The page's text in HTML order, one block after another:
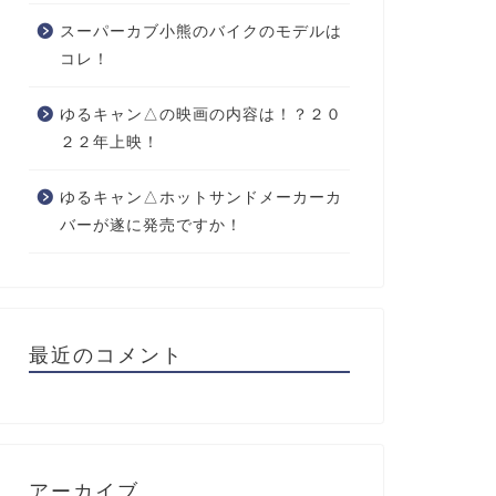
スーパーカブ小熊のバイクのモデルは
コレ！
ゆるキャン△の映画の内容は！？２０
２２年上映！
ゆるキャン△ホットサンドメーカーカ
バーが遂に発売ですか！
最近のコメント
アーカイブ